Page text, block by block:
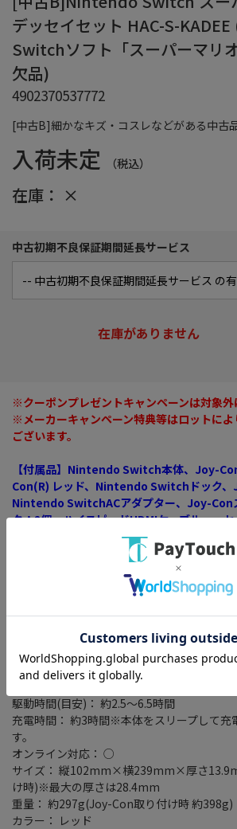
[中古B]細かなキズ・コスレなどがある中古品
デッセイセット HAC-S-
Switchソフト「スーパーマリ
欠品)
4902370537772
入荷未定 （税込）
在庫： ×
中古初期不良保証期間延長サービス
在庫がありません
※クーポンプレゼントキャンペーンは対象外
※メーカーキャンペーン特典等はロットに
ございます。
【付属品】Nintendo Switch本体、Joy-
Con(R) レッド、Nintendo Switchドック、
Nintendo SwitchACアダプター、Joy-Con
ク：2個、ハイスピードHDMIケーブル、・
リジナルステッカー：3枚、Nintendo
「スーパーマリオ オデッセイエディショ
ソフト「スーパーマリオ オデッセイ」欠品
※上記以外のものは付属いたしません
タイプ： 据え置き/携帯ゲーム機
ストレージ容量： 32GB
入出力端子： USB Type-C端子 x1/ヘッドホ
×1/microSD・microSDHC・microSDXCメ
ディスプレイサイズ： 6.2インチ
駆動時間(目安)： 約2.5～6.5時間
充電時間： 約3時間※本体をスリープして充
す。
オンライン対応： ○
サイズ： 縦102mm×横239mm×厚さ
け時)※最大の厚さは28.4mm
重量： 約297g(Joy-Con取り付け時 約398g)
カラー： レッド